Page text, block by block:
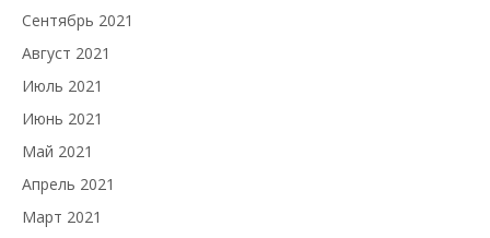
Сентябрь 2021
Август 2021
Июль 2021
Июнь 2021
Май 2021
Апрель 2021
Март 2021